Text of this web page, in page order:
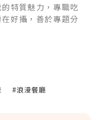
特質魅力，專職吃
好攝，善於專題分
#浪漫餐廳